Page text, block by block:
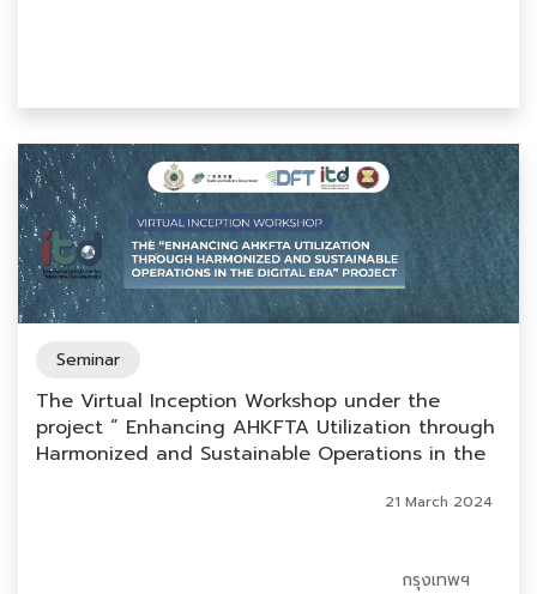
Seminar
The Virtual Inception Workshop under the
project “ Enhancing AHKFTA Utilization through
Harmonized and Sustainable Operations in the
กรุงเทพฯ
21 March 2024